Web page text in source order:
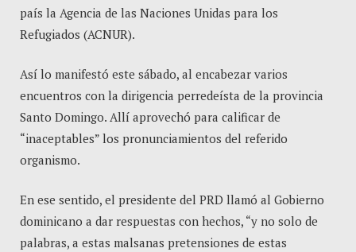
país la Agencia de las Naciones Unidas para los
Refugiados (ACNUR).
Así lo manifestó este sábado, al encabezar varios
encuentros con la dirigencia perredeísta de la provincia
Santo Domingo. Allí aprovechó para calificar de
“inaceptables” los pronunciamientos del referido
organismo.
En ese sentido, el presidente del PRD llamó al Gobierno
dominicano a dar respuestas con hechos, “y no solo de
palabras, a estas malsanas pretensiones de estas